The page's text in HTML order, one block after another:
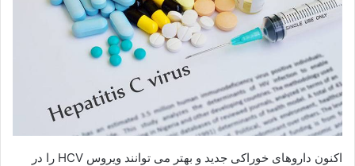
اکنون داروهای خوراکی جدید و بهتر می توانند ویروس HCV را در